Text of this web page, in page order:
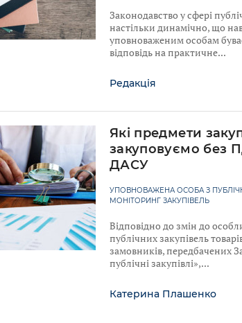
Законодавство у сфері
настільки динамічно, що
уповноваженим особам
відповідь на практичне
Редакція
Які предмети
закуповуємо без
ДАСУ
УПОВНОВАЖЕНА ОСОБА З
МОНІТОРИНГ ЗАКУПІВЕЛЬ
Відповідно до змін до
публічних закупівель
замовників, передбачених
публічні закупівлі»,
Катерина Плашенко